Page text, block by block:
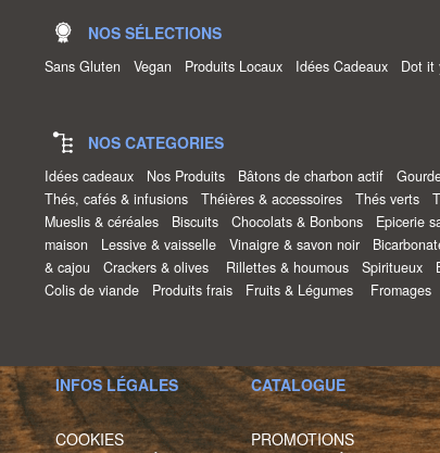
NOS SÉLECTIONS
Sans Gluten Vegan Produits Locaux Idées Cadeaux Dot it
NOS CATEGORIES
Idées cadeaux Nos Produits Bâtons de charbon actif
Thés, cafés & infusions
Théières & accessoires Thés verts
Mueslis & céréales
Biscuits Chocolats & Bonbons Epicerie
maison
Lessive & vaisselle Vinaigre & savon noir
& cajou
Crackers & olives Rillettes & houmous Spiritueux
Colis de viande
Produits frais Fruits & Légumes Fromages
INFOS LÉGALES
COOKIES
CATALOGUE
PROMOTIONS